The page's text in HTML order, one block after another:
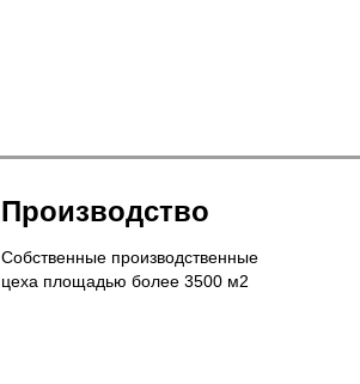
Производство
Собственные производственные
цеха площадью более 3500 м2